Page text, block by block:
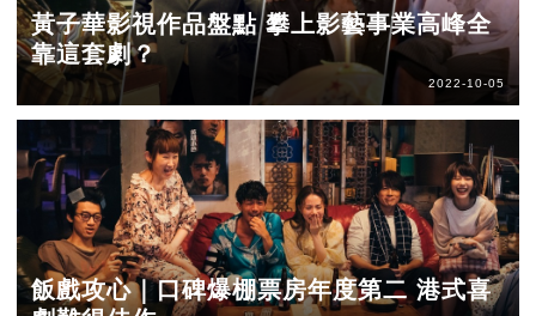
黃子華影視作品盤點 攀上影藝事業高峰全
靠這套劇？
2022-10-05
飯戲攻心｜口碑爆棚票房年度第二 港式喜